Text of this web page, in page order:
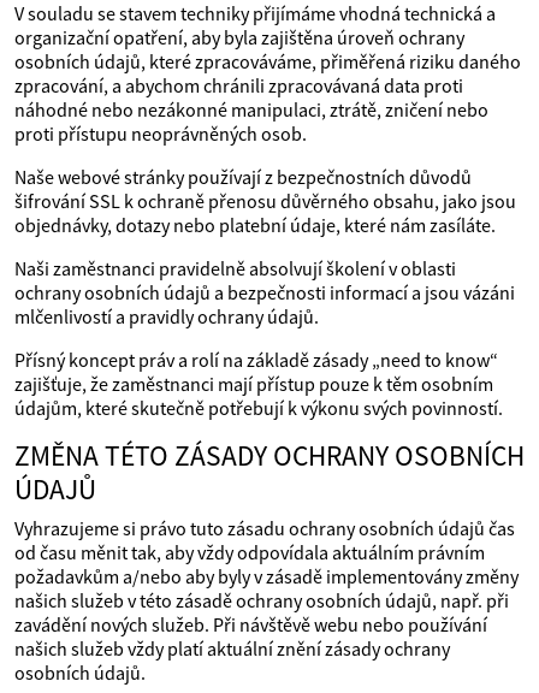
V souladu se stavem techniky přijímáme vhodná technická a
organizační opatření, aby byla zajištěna úroveň ochrany
osobních údajů, které zpracováváme, přiměřená riziku daného
zpracování, a abychom chránili zpracovávaná data proti
náhodné nebo nezákonné manipulaci, ztrátě, zničení nebo
proti přístupu neoprávněných osob.
Naše webové stránky používají z bezpečnostních důvodů
šifrování SSL k ochraně přenosu důvěrného obsahu, jako jsou
objednávky, dotazy nebo platební údaje, které nám zasíláte.
Naši zaměstnanci pravidelně absolvují školení v oblasti
ochrany osobních údajů a bezpečnosti informací a jsou vázáni
mlčenlivostí a pravidly ochrany údajů.
Přísný koncept práv a rolí na základě zásady „need to know“
zajišťuje, že zaměstnanci mají přístup pouze k těm osobním
údajům, které skutečně potřebují k výkonu svých povinností.
ZMĚNA TÉTO ZÁSADY OCHRANY OSOBNÍCH
ÚDAJŮ
Vyhrazujeme si právo tuto zásadu ochrany osobních údajů čas
od času měnit tak, aby vždy odpovídala aktuálním právním
požadavkům a/nebo aby byly v zásadě implementovány změny
našich služeb v této zásadě ochrany osobních údajů, např. při
zavádění nových služeb. Při návštěvě webu nebo používání
našich služeb vždy platí aktuální znění zásady ochrany
osobních údajů.